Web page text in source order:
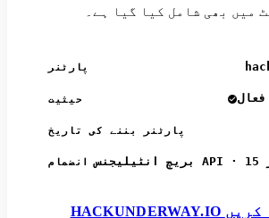
میں بھی شامل کیا گیا ہے۔
پارٹنر
حیثیت
پارٹنر بننے کی تاریخ
انضمام